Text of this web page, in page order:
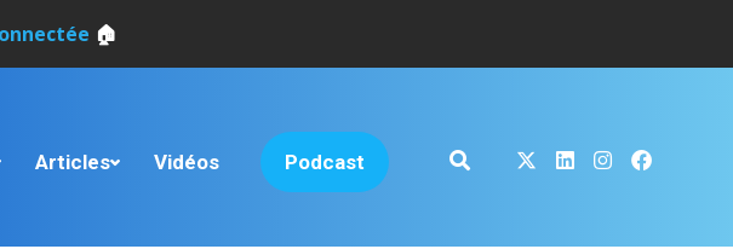
🏠
Articles Vidéos Podcast